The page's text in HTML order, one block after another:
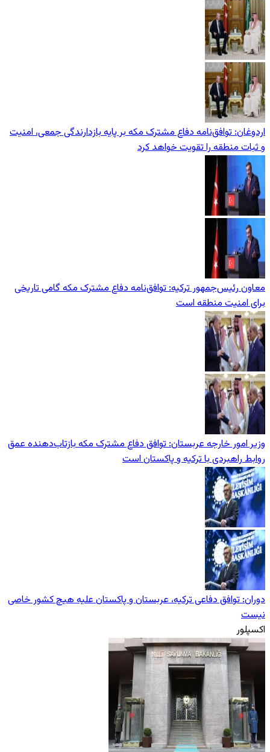
اردوغان: توافق‌نامه دفاع مشترک مکه بر پایه بازدارندگی جمعی، امنیت
و ثبات منطقه را تقویت خواهد کرد
معاون رئیس‌جمهور ترکیه: توافق‌نامه دفاع مشترک مکه گامی تاریخی
برای امنیت منطقه است
وزیر امور خارجه عربستان: توافق دفاع مشترک مکه بازتاب‌دهنده عمق
روابط راهبردی با ترکیه و پاکستان است
دوران: توافق دفاعی ترکیه، عربستان و پاکستان علیه هیچ کشور خاصی
نیست
اکسپلور